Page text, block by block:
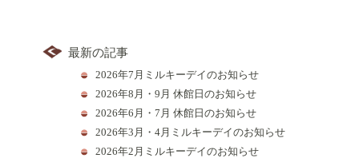
最新の記事
2026年7月ミルキーデイのお知らせ
2026年8月・9月 休館日のお知らせ
2026年6月・7月 休館日のお知らせ
2026年3月・4月ミルキーデイのお知らせ
2026年2月ミルキーデイのお知らせ